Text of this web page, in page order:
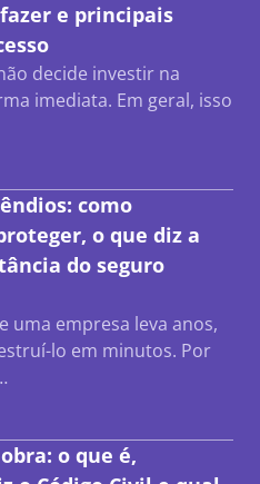
e principais
decide investir na
imediata. Em geral, isso
como
o que diz a
do seguro
empresa leva anos,
lo em minutos. Por
o que é,